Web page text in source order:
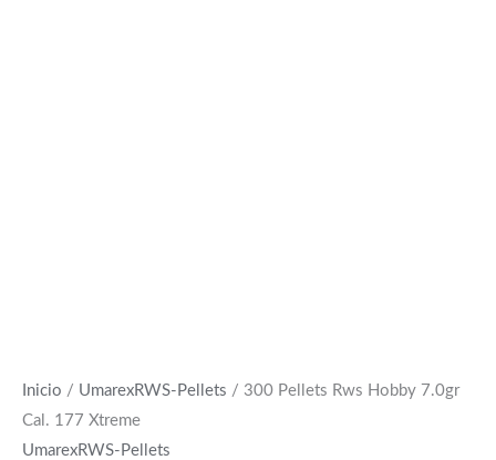
Inicio / UmarexRWS-Pellets / 300 Pellets Rws Hobby 7.0gr
Cal. 177 Xtreme
UmarexRWS-Pellets